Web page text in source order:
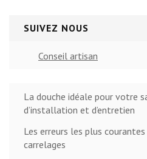
SUIVEZ NOUS
Conseil artisan
La douche idéale pour votre
d’installation et d’entretien
Les erreurs les plus
carrelages